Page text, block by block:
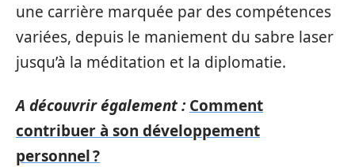
une carrière marquée par des compétences
variées, depuis le maniement du sabre laser
jusqu’à la méditation et la diplomatie.
A découvrir également : Comment
contribuer à son développement
personnel ?